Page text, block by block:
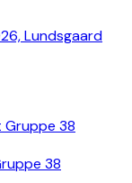
Lundsgaard
38